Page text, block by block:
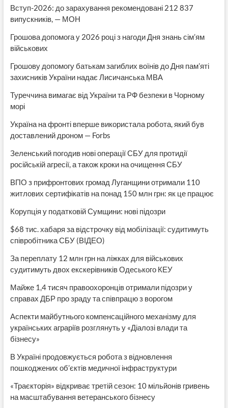
Вступ-2026: до зарахування рекомендовані 212 837
випускників, — МОН
Грошова допомога у 2026 році з нагоди Дня знань сім’ям
військових
Грошову допомогу батькам загиблих воїнів до Дня пам’яті
захисників України надає Лисичанська МВА
Туреччина вимагає від України та РФ безпеки в Чорному
морі
Україна на фронті вперше використала робота, який був
доставлений дроном — Forbs
Зеленський погодив нові операції СБУ для протидії
російській агресії, а також кроки на очищення СБУ
ВПО з прифронтових громад Луганщини отримали 110
житлових сертифікатів на понад 150 млн грн: як це працює
Корупція у податковій Сумщини: нові підозри
$68 тис. хабаря за відстрочку від мобілізації: судитимуть
співробітника СБУ (ВІДЕО)
За переплату 12 млн грн на ліжках для військових
судитимуть двох екскерівників Одеського КЕУ
Майже 1,4 тисяч правоохоронців отримали підозри у
справах ДБР про зраду та співпрацю з ворогом
Аспекти майбутнього компенсаційного механізму для
українських аграріїв розглянуть у «Діалозі влади та
бізнесу»
В Україні продовжується робота з відновлення
пошкоджених об’єктів медичної інфраструктури
«Траєкторія» відкриває третій сезон: 10 мільйонів гривень
на масштабування ветеранського бізнесу